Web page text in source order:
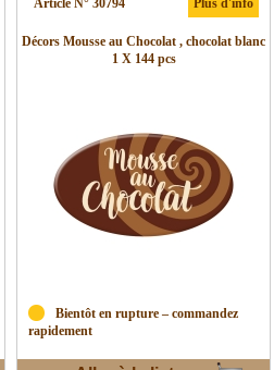
Article N° 30794 Plus d'info
Décors Mousse au Chocolat , chocolat blanc
1 X 144 pcs
Bientôt en rupture – commandez
rapidement